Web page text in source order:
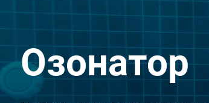
Озонатор